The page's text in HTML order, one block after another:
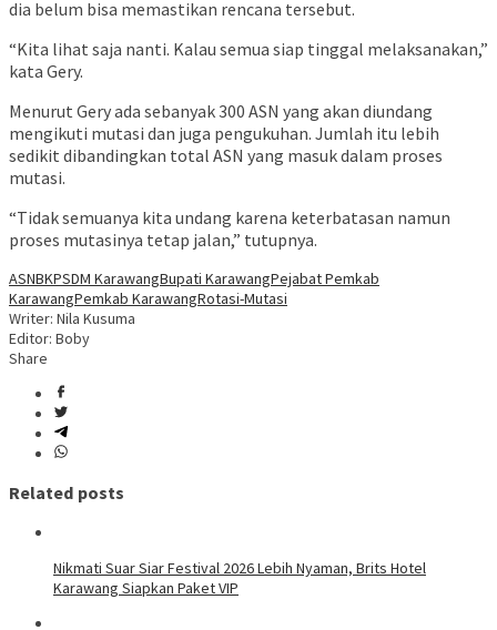
dia belum bisa memastikan rencana tersebut.
“Kita lihat saja nanti. Kalau semua siap tinggal melaksanakan,”
kata Gery.
Menurut Gery ada sebanyak 300 ASN yang akan diundang
mengikuti mutasi dan juga pengukuhan. Jumlah itu lebih
sedikit dibandingkan total ASN yang masuk dalam proses
mutasi.
“Tidak semuanya kita undang karena keterbatasan namun
proses mutasinya tetap jalan,” tutupnya.
ASNBKPSDM KarawangBupati KarawangPejabat Pemkab
KarawangPemkab KarawangRotasi-Mutasi
Writer: Nila Kusuma
Editor: Boby
Share
Related posts
Nikmati Suar Siar Festival 2026 Lebih Nyaman, Brits Hotel
Karawang Siapkan Paket VIP